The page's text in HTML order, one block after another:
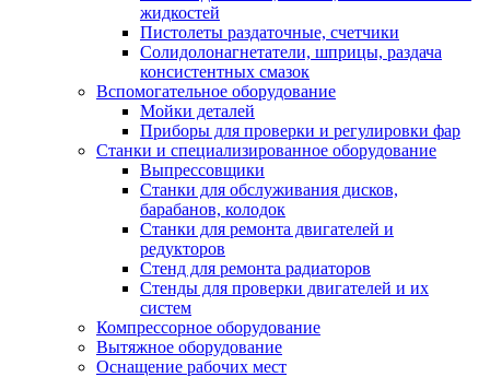
жидкостей
Пистолеты раздаточные, счетчики
Солидолонагнетатели, шприцы, раздача
консистентных смазок
Вспомогательное оборудование
Мойки деталей
Приборы для проверки и регулировки фар
Станки и специализированное оборудование
Выпрессовщики
Станки для обслуживания дисков,
барабанов, колодок
Станки для ремонта двигателей и
редукторов
Стенд для ремонта радиаторов
Стенды для проверки двигателей и их
систем
Компрессорное оборудование
Вытяжное оборудование
Оснащение рабочих мест